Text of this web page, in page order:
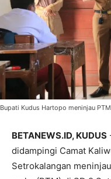
Bupati Kudus Hartopo meninjau
BETANEWS.ID, KUDUS
didampingi Camat
Setrokalangan